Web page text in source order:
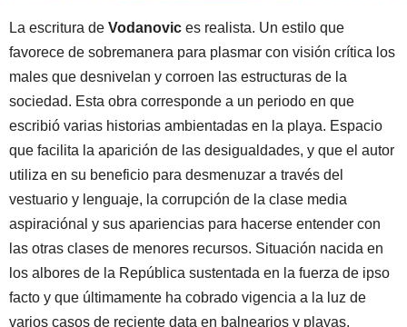
La escritura de Vodanovic es realista. Un estilo que
favorece de sobremanera para plasmar con visión crítica los
males que desnivelan y corroen las estructuras de la
sociedad. Esta obra corresponde a un periodo en que
escribió varias historias ambientadas en la playa. Espacio
que facilita la aparición de las desigualdades, y que el autor
utiliza en su beneficio para desmenuzar a través del
vestuario y lenguaje, la corrupción de la clase media
aspiraciónal y sus apariencias para hacerse entender con
las otras clases de menores recursos. Situación nacida en
los albores de la República sustentada en la fuerza de ipso
facto y que últimamente ha cobrado vigencia a la luz de
varios casos de reciente data en balnearios y playas,